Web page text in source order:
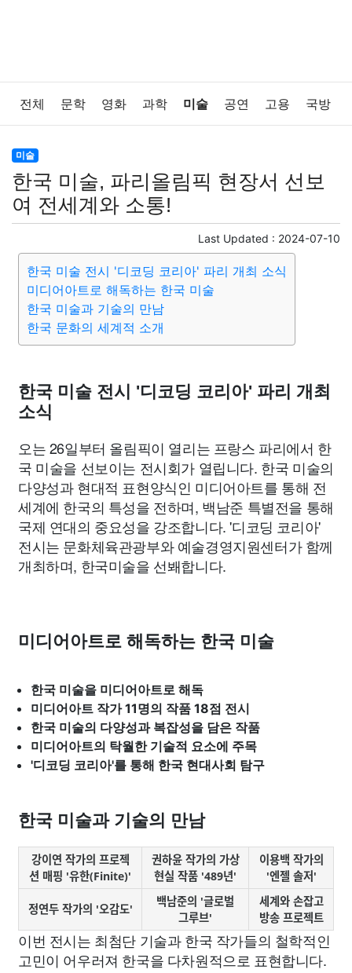
전체 문학 영화 과학 미술 공연 고용 국방
법률
보건 질병 가요 방송 일상 주식 암호화폐
반려동물 패션 미용
증권 인테리어 요리 상품리뷰 원예 금융
게임 스포츠 사진 대출
의료
교통 생활 기타
미술
한국 미술, 파리올림픽 현장서 선보
여 전세계와 소통!
Last Updated : 2024-07-10
한국 미술 전시 '디코딩 코리아' 파리 개최 소식
미디어아트로 해독하는 한국 미술
한국 미술과 기술의 만남
한국 문화의 세계적 소개
한국 미술 전시 '디코딩 코리아' 파리 개최
소식
오는 26일부터 올림픽이 열리는 프랑스 파리에서 한
국 미술을 선보이는 전시회가 열립니다. 한국 미술의
다양성과 현대적 표현양식인 미디어아트를 통해 전
세계에 한국의 특성을 전하며, 백남준 특별전을 통해
국제 연대의 중요성을 강조합니다. '디코딩 코리아'
전시는 문화체육관광부와 예술경영지원센터가 함께
개최하며, 한국미술을 선봬합니다.
미디어아트로 해독하는 한국 미술
한국 미술을 미디어아트로 해독
미디어아트 작가 11명의 작품 18점 전시
한국 미술의 다양성과 복잡성을 담은 작품
미디어아트의 탁월한 기술적 요소에 주목
'디코딩 코리아'를 통해 한국 현대사회 탐구
한국 미술과 기술의 만남
강이연 작가의 프로젝
션 매핑 '유한(Finite)'
권하윤 작가의 가상
현실 작품 '489년'
이용백 작가의
'엔젤 솔저'
정연두 작가의 '오감도'
백남준의 '글로벌
그루브'
세계와 손잡고
방송 프로젝트
이번 전시는 최첨단 기술과 한국 작가들의 철학적인
고민이 어우러져 한국을 다차원적으로 표현합니다.